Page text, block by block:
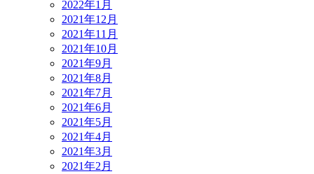
2022年1月
2021年12月
2021年11月
2021年10月
2021年9月
2021年8月
2021年7月
2021年6月
2021年5月
2021年4月
2021年3月
2021年2月